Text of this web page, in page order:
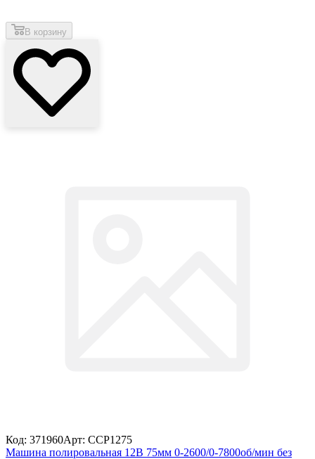
В корзину
Код: 371960Арт: CCP1275
Машина полировальная 12В 75мм 0-2600/0-7800об/мин без